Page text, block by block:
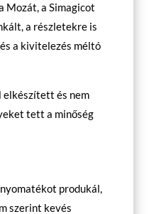
Mozát, a Simagicot
a részletekre is
a kivitelezés méltó
elkészített és nem
tett a minőség
produkál,
szerint kevés